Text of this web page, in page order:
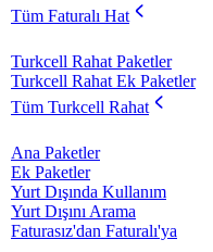
Tüm Faturalı Hat
Turkcell Rahat Paketler
Turkcell Rahat Ek Paketler
Tüm Turkcell Rahat
Ana Paketler
Ek Paketler
Yurt Dışında Kullanım
Yurt Dışını Arama
Faturasız'dan Faturalı'ya